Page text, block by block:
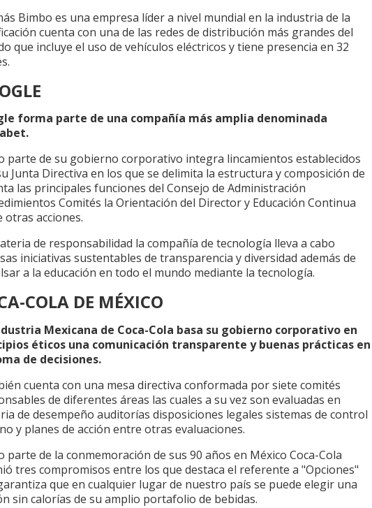
Bimbo es una empresa líder a nivel mundial en la industria de la
cuenta con una de las redes de distribución más grandes del
que incluye el uso de vehículos eléctricos y tiene presencia en 32
forma parte de una compañía más amplia denominada
parte de su gobierno corporativo integra lincamientos establecidos
Junta Directiva en los que se delimita la estructura y composición de
las principales funciones del Consejo de Administración
Comités la Orientación del Director y Educación Continua
otras acciones.
de responsabilidad la compañía de tecnología lleva a cabo
iniciativas sustentables de transparencia y diversidad además de
a la educación en todo el mundo mediante la tecnología.
COLA DE MÉXICO
Mexicana de Coca-Cola basa su gobierno corporativo en
éticos una comunicación transparente y buenas prácticas en
de decisiones.
cuenta con una mesa directiva conformada por siete comités
de diferentes áreas las cuales a su vez son evaluadas en
de desempeño auditorías disposiciones legales sistemas de control
y planes de acción entre otras evaluaciones.
parte de la conmemoración de sus 90 años en México Coca-Cola
tres compromisos entre los que destaca el referente a "Opciones"
que en cualquier lugar de nuestro país se puede elegir una
sin calorías de su amplio portafolio de bebidas.